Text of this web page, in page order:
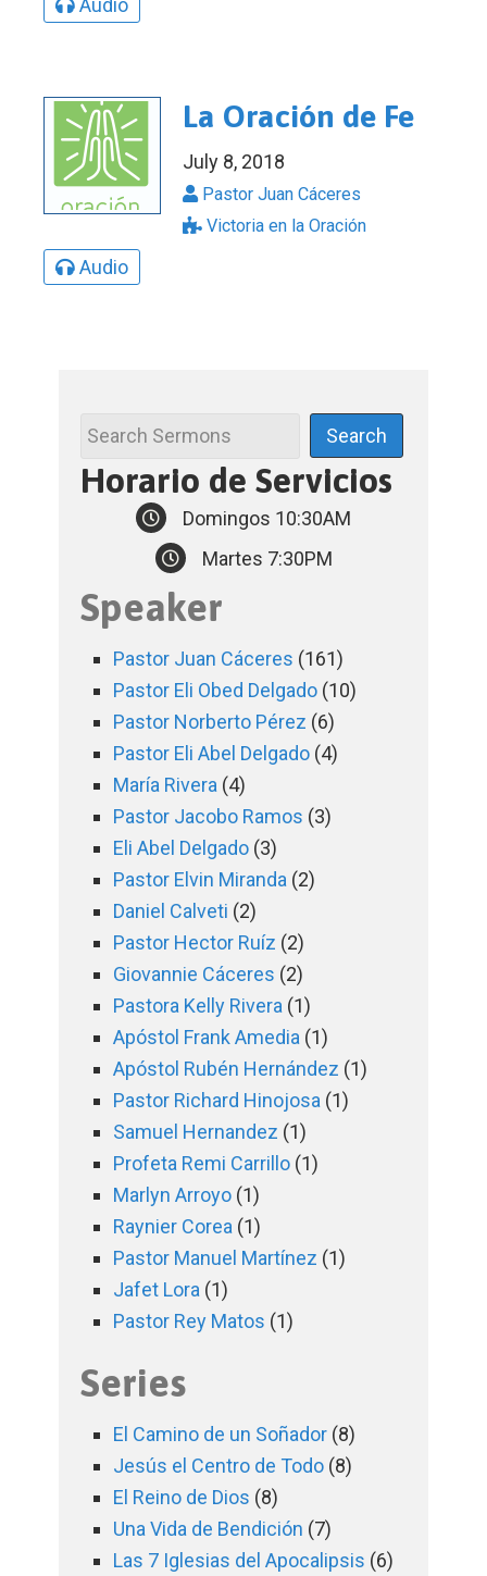
Audio
La Oración de Fe
July 8, 2018
Pastor Juan Cáceres
Victoria en la Oración
Audio
Horario de Servicios
Domingos 10:30AM
Martes 7:30PM
Speaker
Pastor Juan Cáceres (161)
Pastor Eli Obed Delgado (10)
Pastor Norberto Pérez (6)
Pastor Eli Abel Delgado (4)
María Rivera (4)
Pastor Jacobo Ramos (3)
Eli Abel Delgado (3)
Pastor Elvin Miranda (2)
Daniel Calveti (2)
Pastor Hector Ruíz (2)
Giovannie Cáceres (2)
Pastora Kelly Rivera (1)
Apóstol Frank Amedia (1)
Apóstol Rubén Hernández (1)
Pastor Richard Hinojosa (1)
Samuel Hernandez (1)
Profeta Remi Carrillo (1)
Marlyn Arroyo (1)
Raynier Corea (1)
Pastor Manuel Martínez (1)
Jafet Lora (1)
Pastor Rey Matos (1)
Series
El Camino de un Soñador (8)
Jesús el Centro de Todo (8)
El Reino de Dios (8)
Una Vida de Bendición (7)
Las 7 Iglesias del Apocalipsis (6)